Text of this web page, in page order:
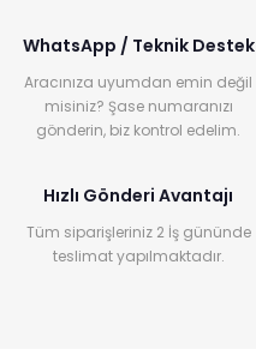
WhatsApp / Teknik Destek
Aracınıza uyumdan emin değil
misiniz? Şase numaranızı
gönderin, biz kontrol edelim.
Hızlı Gönderi Avantajı
Tüm siparişleriniz 2 İş gününde
teslimat yapılmaktadır.